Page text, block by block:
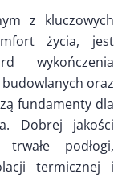
z kluczowych
życia, jest
wykończenia
oraz
fundamenty dla
Dobrej jakości
podłogi,
termicznej i